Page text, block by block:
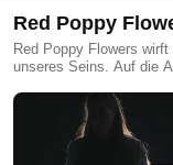
Red Poppy
Red Poppy Flowers
unseres Seins. Auf die